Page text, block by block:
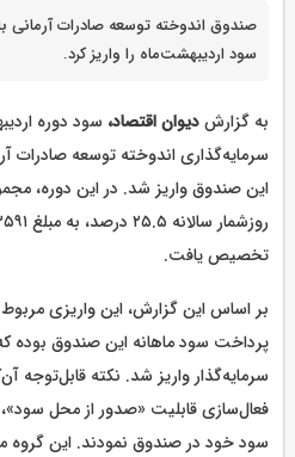
سود اردیبهشت‌ماه را واریز کرد.
به گزارشدیوان اقتصاد،
سرمایه‌گذاری اندوخته توسعه صادرات
این صندوق واریز شد. در این دوره،
تخصیص یافت.
بر اساس این گزارش، این واریزی
فعال‌سازی قابلیت «صدور از محل